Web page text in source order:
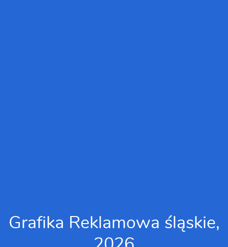
Grafika Reklamowa śląskie,